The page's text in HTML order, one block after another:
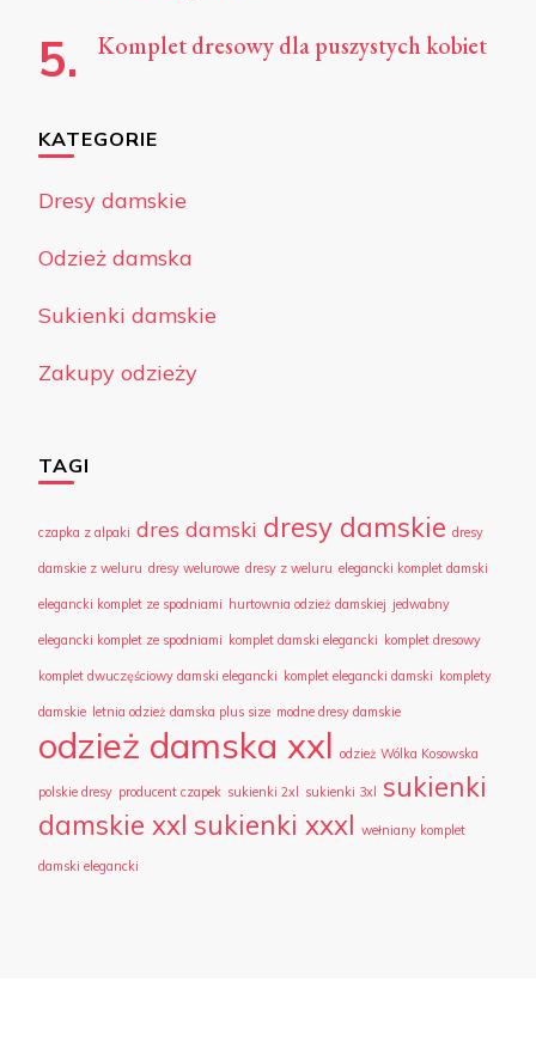
Komplet dresowy dla puszystych kobiet
KATEGORIE
Dresy damskie
Odzież damska
Sukienki damskie
Zakupy odzieży
TAGI
czapka z alpaki dres damski dresy damskie dresy
damskie z weluru dresy welurowe dresy z weluru elegancki komplet damski
elegancki komplet ze spodniami hurtownia odzież damskiej jedwabny
elegancki komplet ze spodniami komplet damski elegancki komplet dresowy
komplet dwuczęściowy damski elegancki komplet elegancki damski komplety
damskie letnia odzież damska plus size modne dresy damskie
odzież damska xxl odzież Wólka Kosowska
polskie dresy producent czapek sukienki 2xl sukienki 3xl sukienki
damskie xxl sukienki xxxl wełniany komplet
damski elegancki